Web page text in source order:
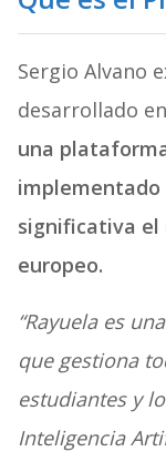
Sergio Alvano
desarrollado
una
implementado
significativa el
europeo.
“Rayuela es
que gestiona
estudiantes y
Inteligencia